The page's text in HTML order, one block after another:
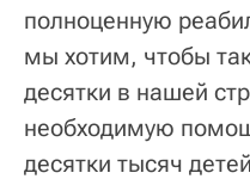
полноценную
мы хотим, чтобы
десятки в нашей
необходимую
десятки тысяч